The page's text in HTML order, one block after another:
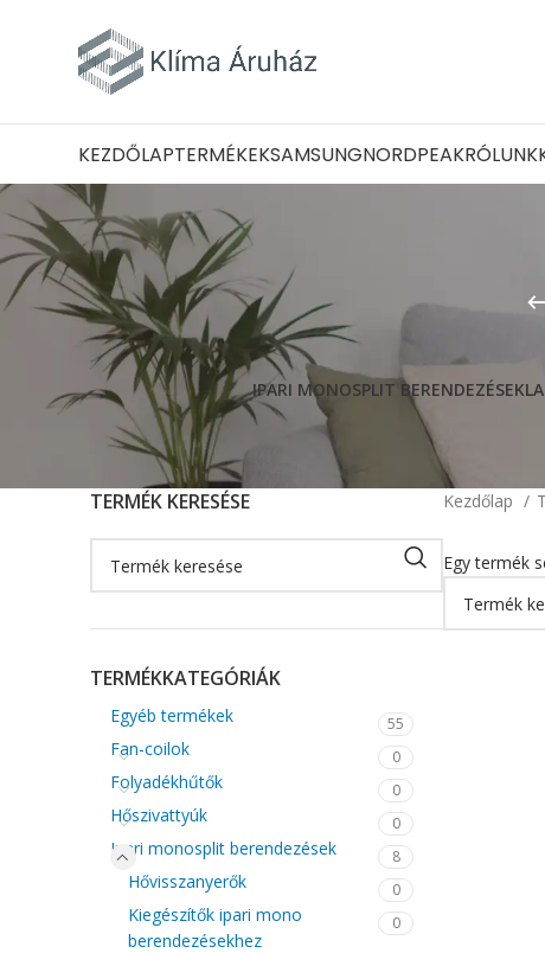
KEZDŐLAPTERMÉKEKSAMSUNGNORDPEAKRÓLUNK
IPARI MONOSPLIT BERENDEZÉSEK
TERMÉK KERESÉSE
TERMÉKKATEGÓRIÁK
Egyéb termékek 55
Fan-coilok 0
Folyadékhűtők 0
Hőszivattyúk 0
Ipari monosplit berendezések 8
Hővisszanyerők 0
Kiegészítők ipari mono
berendezésekhez
0
Kezdőlap
Egy termék